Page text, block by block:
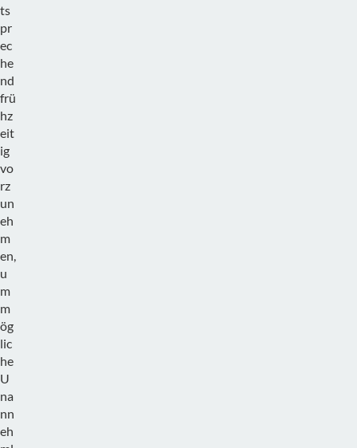
ts
pr
ec
he
nd
frü
hz
eit
ig
vo
rz
un
eh
m
en,
u
m
m
ög
lic
he
U
na
nn
eh